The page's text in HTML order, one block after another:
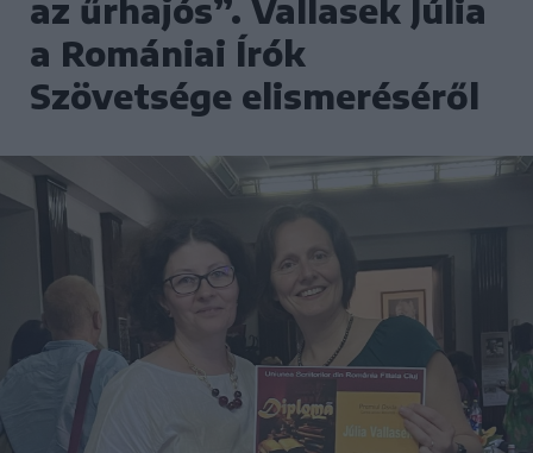
az űrhajós”. Vallasek Júlia
a Romániai Írók
Szövetsége elismeréséről